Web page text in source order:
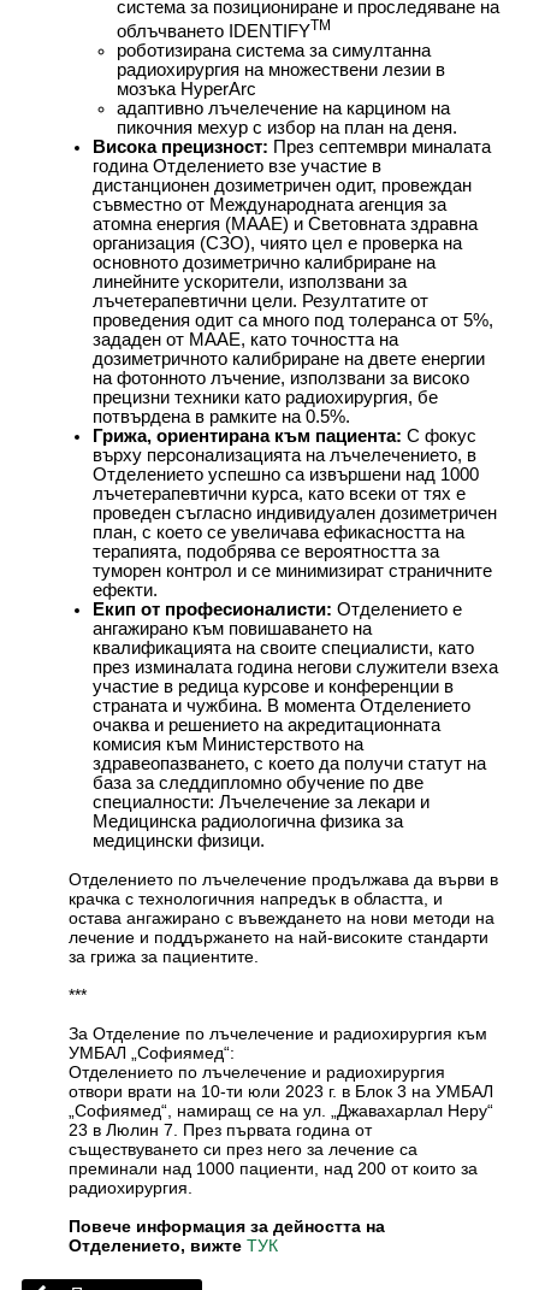
система за позициониране и проследяване на
облъчването IDENTIFYTM
роботизирана система за симултанна
радиохирургия на множествени лезии в
мозъка HyperArc
адаптивно лъчелечение на карцином на
пикочния мехур с избор на план на деня.
Висока прецизност: През септември миналата
година Отделението взе участие в
дистанционен дозиметричен одит, провеждан
съвместно от Международната агенция за
атомна енергия (МААЕ) и Световната здравна
организация (СЗО), чиято цел е проверка на
основното дозиметрично калибриране на
линейните ускорители, използвани за
лъчетерапевтични цели. Резултатите от
проведения одит са много под толеранса от 5%,
зададен от МААЕ, като точността на
дозиметричното калибриране на двете енергии
на фотонното лъчение, използвани за високо
прецизни техники като радиохирургия, бе
потвърдена в рамките на 0.5%.
Грижа, ориентирана към пациента:С фокус
върху персонализацията на лъчелечението, в
Отделението успешно са извършени над 1000
лъчетерапевтични курса, като всеки от тях е
проведен съгласно индивидуален дозиметричен
план, с което се увеличава ефикасността на
терапията, подобрява се вероятността за
туморен контрол и се минимизират страничните
ефекти.
Екип от професионалисти: Отделението е
ангажирано към повишаването на
квалификацията на своите специалисти, като
през изминалата година негови служители взеха
участие в редица курсове и конференции в
страната и чужбина. В момента Отделението
очаква и решението на акредитационната
комисия към Министерството на
здравеопазването, с което да получи статут на
база за следдипломно обучение по две
специалности: Лъчелечение за лекари и
Медицинска радиологична физика за
медицински физици.
Отделението по лъчелечение продължава да върви в
крачка с технологичния напредък в областта, и
остава ангажиранo с въвеждането на нови методи на
лечение и поддържането на най-високите стандарти
за грижа за пациентите.
***
За Отделение по лъчелечение и радиохирургия към
УМБАЛ „Софиямед“:
Отделението по лъчелечение и радиохирургия
отвори врати на 10-ти юли 2023 г. в Блок 3 на УМБАЛ
„Софиямед“, намиращ се на ул. „Джавахарлал Неру“
23 в Люлин 7. През първата година от
съществуването си през него за лечение са
преминали над 1000 пациенти, над 200 от които за
радиохирургия.
Повече информация за дейността на
Отделението, вижтеТУК